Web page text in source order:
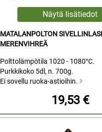
MATALANPOLTON
MERENVIHREÄ
Polttolämpötila 1020 - 1080°C.
Purkkikoko 5dl, n. 700g.
Ei sovellu ruoka-astioihin.
19,53 €